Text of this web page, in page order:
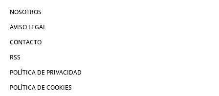
NOSOTROS
AVISO LEGAL
CONTACTO
RSS
POLÍTICA DE PRIVACIDAD
POLÍTICA DE COOKIES